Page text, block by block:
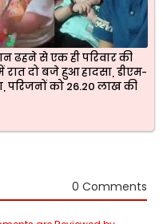
ढहने से एक ही परिवार की
रात दो बजे हुआ हादसा, डीएम-
परिजनों को 26.20 लाख की
0 Comments